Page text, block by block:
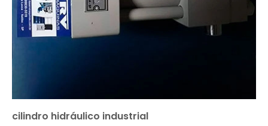
cilindro hidráulico industrial